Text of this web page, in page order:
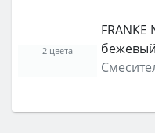
бежевый
2 цвета